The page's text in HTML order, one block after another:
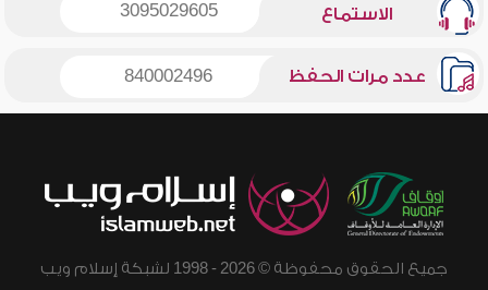
الاستماع 3095029605
عدد مرات الحفظ 840002496
جميع الحقوق محفوظة © 2026 - 1998 لشبكة إسلام ويب